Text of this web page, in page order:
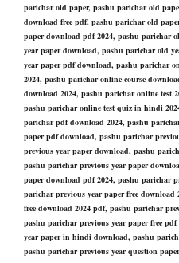
parichar old paper, pashu parichar old
download free pdf, pashu parichar old
paper download pdf 2024, pashu parichar
year paper download, pashu parichar old
year paper pdf download, pashu parichar
2024, pashu parichar online course
download 2024, pashu parichar online test
pashu parichar online test quiz in hindi
parichar pdf download 2024, pashu
paper pdf download, pashu parichar
previous year paper download, pashu
pashu parichar previous year paper
paper download pdf 2024, pashu parichar
parichar previous year paper free
free download 2024 pdf, pashu parichar
pashu parichar previous year paper free
year paper in hindi download, pashu
pashu parichar previous year question